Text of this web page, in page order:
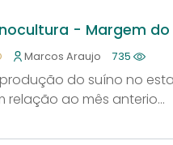
- Margem
Marcos Araujo 735
do suíno no
relação ao mês anterio...